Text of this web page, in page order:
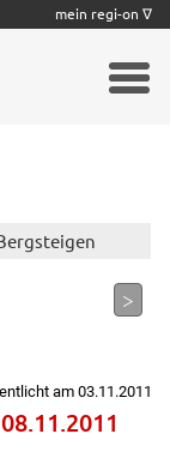
>
am 03.11.2011
mein regi-on ∇